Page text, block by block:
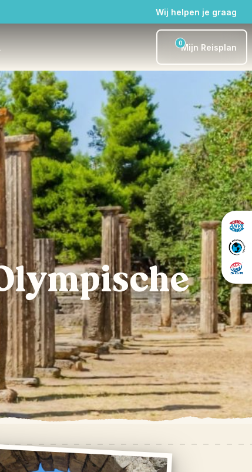
Wij helpen je graag
0Mijn Reisplan